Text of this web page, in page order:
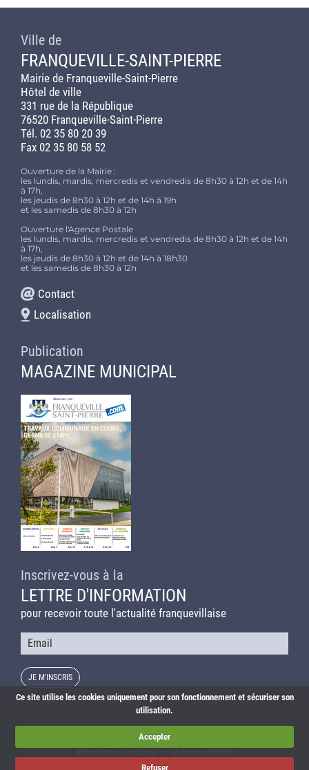
Ce site utilise les cookies uniquement pour son fonctionnement et sécuriser son
utilisation.
Accepter
Refuser
Ville de
FRANQUEVILLE-SAINT-PIERRE
Mairie de Franqueville-Saint-Pierre
Hôtel de ville
331 rue de la République
76520 Franqueville-Saint-Pierre
Tél. 02 35 80 20 39
Fax 02 35 80 58 52
Ouverture de la Mairie :
les lundis, mardis, mercredis et vendredis de 8h30 à 12h et de 14h
à 17h,
les jeudis de 8h30 à 12h et de 14h à 19h
et les samedis de 8h30 à 12h
Ouverture l'Agence Postale
les lundis, mardis, mercredis et vendredis de 8h30 à 12h et de 14h
à 17h,
les jeudis de 8h30 à 12h et de 14h à 18h30
et les samedis de 8h30 à 12h
Contact
Localisation
Publication
MAGAZINE MUNICIPAL
Inscrivez-vous à la
LETTRE D'INFORMATION
pour recevoir toute l'actualité franquevillaise
Courriel
Liens utiles
Mentions légales
Accessibilité